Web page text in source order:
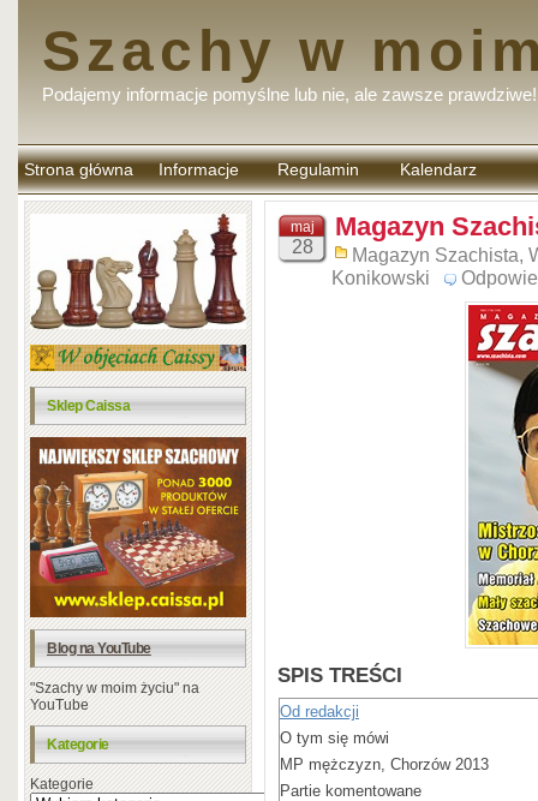
Szachy w
Podajemy informacje pomyślne lub nie, ale zawsze prawdziwe!
Strona główna Informacje Regulamin
komentarzy
Kalendarz
Sklep Caissa
Blog na YouTube
"Szachy w moim życiu" na
YouTube
Kategorie
Kategorie
maj
28
Magazyn
Magazyn Szachista,
Konikowski
SPIS TREŚCI
Od redakcji
O tym się mówi
MP mężczyzn, Chorzów 2013
Partie komentowane